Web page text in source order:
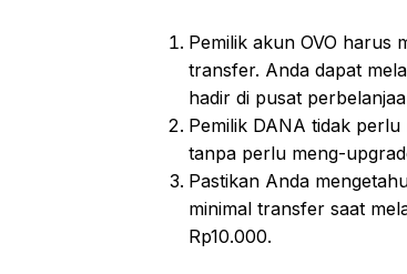
Pemilik akun OVO harus
transfer. Anda dapat
hadir di pusat
Pemilik DANA tidak
tanpa perlu meng-
Pastikan Anda
minimal transfer saat
Rp10.000.